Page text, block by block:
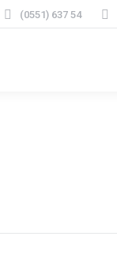
(0551) 637 54